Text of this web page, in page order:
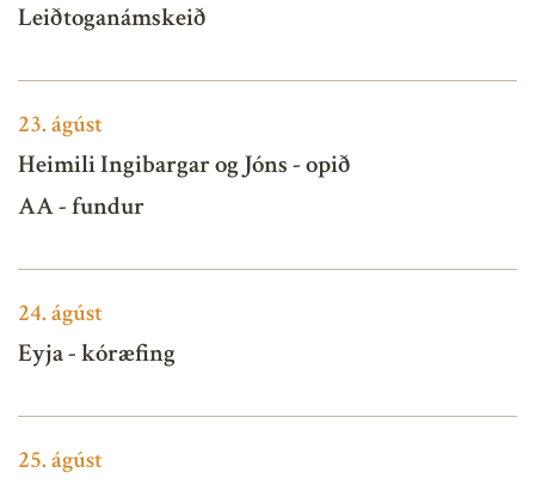
Leiðtoganámskeið
23.ágúst
Heimili Ingibargar og Jóns - opið
AA - fundur
24.ágúst
Eyja - kóræfing
25.ágúst